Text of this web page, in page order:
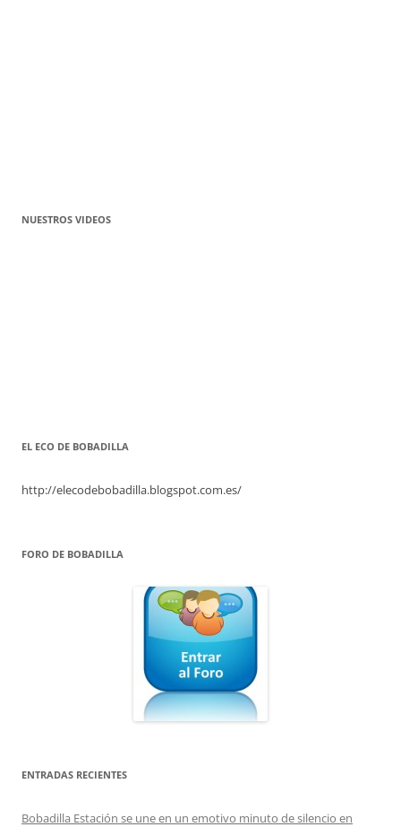
NUESTROS VIDEOS
EL ECO DE BOBADILLA
http://elecodebobadilla.blogspot.com.es/
FORO DE BOBADILLA
ENTRADAS RECIENTES
Bobadilla Estación se une en un emotivo minuto de silencio en